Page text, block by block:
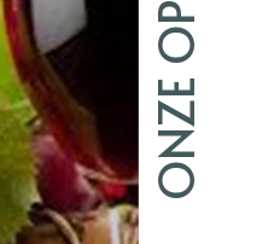
ONZE OPTIES